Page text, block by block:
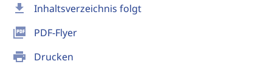
download Inhaltsverzeichnis folgt
picture_as_pdf PDF-Flyer
print Drucken